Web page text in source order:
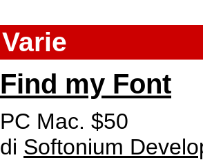
Varie
Find my Font
PC Mac. $50
di Softonium